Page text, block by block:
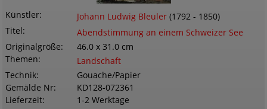
Künstler Johann Ludwig Bleuler (1792 - 1850)
Titel
Abendstimmung an einem Schweizer See
Originalgröße
46.0 x 31.0 cm
Themen
Landschaft
Technik
Gouache/Papier
Gemälde Nr
KD128-072361
Lieferzeit
1-2 Werktage